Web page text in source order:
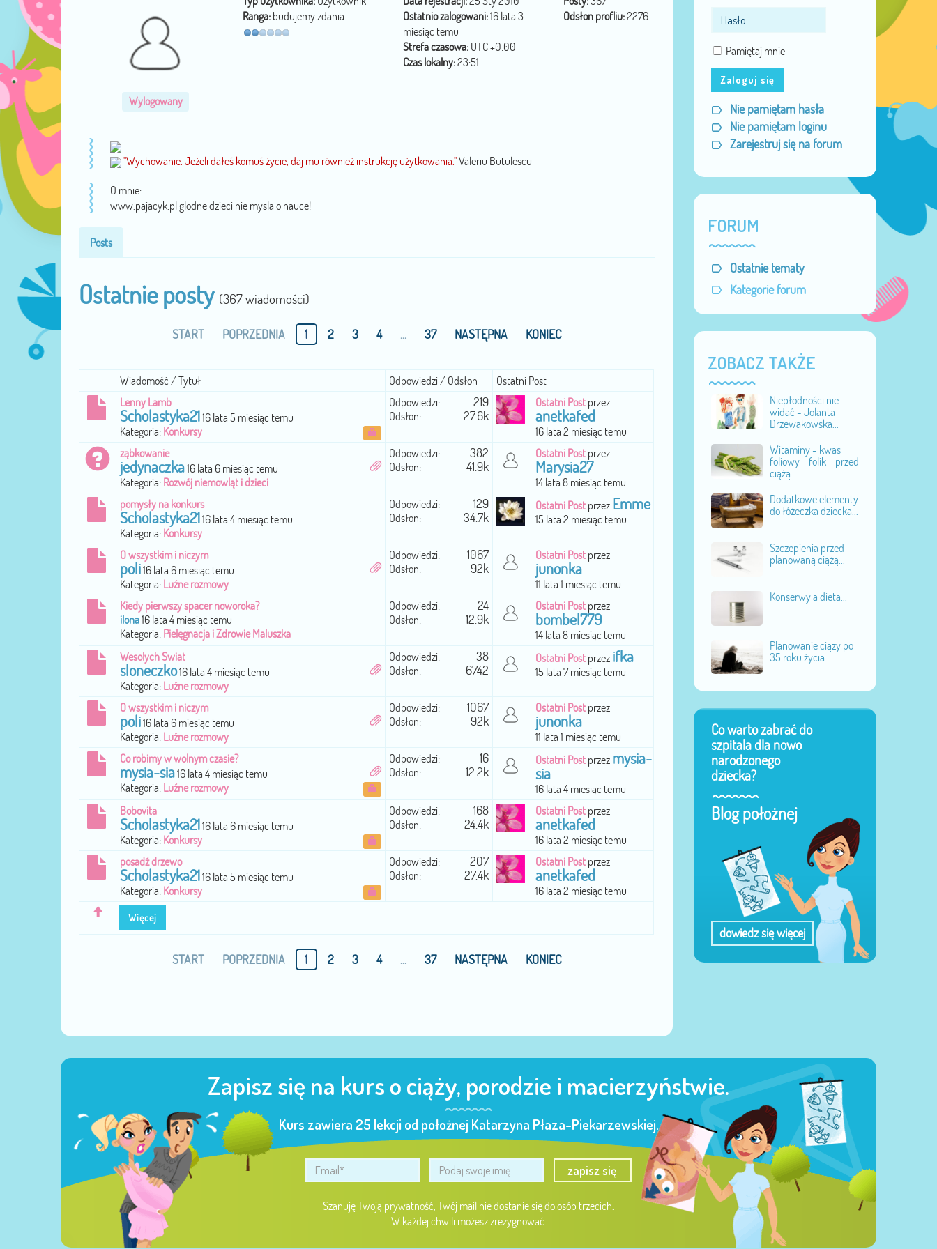
Wylogowany
Ranga: budujemy zdania
Ostatnio zalogowani:16 lata 3
miesiąc temu
Strefa czasowa: UTC +0:00
Czas lokalny:23:51
Odsłon profliu:2276
Data urodzenia:
"Wychowanie. Jeżeli dałeś komuś życie, daj mu również instrukcję użytkowania."Valeriu Butulescu
O mnie:
www.pajacyk.pl glodne dzieci nie mysla o nauce!
Posts
Ostatnie posty (367 wiadomości)
START POPRZEDNIA 1 2 3 4 ... 37 NASTĘPNA KONIEC
Wiadomość / Tytuł Odpowiedzi / Odsłon Ostatni Post
Więcej
Lenny Lamb
Scholastyka2116 lata 5 miesiąc temu
Kategoria: Konkursy
Odpowiedzi: 219
Odsłon: 27.6k
Ostatni Post przez
anetkafed
16 lata 2 miesiąc temu
ząbkowanie
jedynaczka16 lata 6 miesiąc temu
Kategoria: Rozwój niemowląt i dzieci
Odpowiedzi: 382
Odsłon: 41.9k
Ostatni Post przez
Marysia27
14 lata 8 miesiąc temu
pomysły na konkurs
Scholastyka2116 lata 4 miesiąc temu
Kategoria: Konkursy
Odpowiedzi: 129
Odsłon: 34.7k
Ostatni Post przez Emme
15 lata 2 miesiąc temu
O wszystkim i niczym
poli16 lata 6 miesiąc temu
Kategoria: Luźne rozmowy
Odpowiedzi: 1067
Odsłon: 92k
Ostatni Post przez
junonka
11 lata 1 miesiąc temu
Kiedy pierwszy spacer noworoka?
ilona16 lata 4 miesiąc temu
Kategoria: Pielęgnacja i Zdrowie Maluszka
Odpowiedzi: 24
Odsłon: 12.9k
Ostatni Post przez
bombel779
14 lata 8 miesiąc temu
Wesolych Swiat
sloneczko16 lata 4 miesiąc temu
Kategoria: Luźne rozmowy
Odpowiedzi: 38
Odsłon: 6742
Ostatni Post przez ifka
15 lata 7 miesiąc temu
O wszystkim i niczym
poli16 lata 6 miesiąc temu
Kategoria: Luźne rozmowy
Odpowiedzi: 1067
Odsłon: 92k
Ostatni Post przez
junonka
11 lata 1 miesiąc temu
Co robimy w wolnym czasie?
mysia-sia16 lata 4 miesiąc temu
Kategoria: Luźne rozmowy
Odpowiedzi: 16
Odsłon: 12.2k
Ostatni Post przez mysia-
sia
16 lata 4 miesiąc temu
Bobovita
Scholastyka2116 lata 6 miesiąc temu
Kategoria: Konkursy
Odpowiedzi: 168
Odsłon: 24.4k
Ostatni Post przez
anetkafed
16 lata 2 miesiąc temu
posadź drzewo
Scholastyka2116 lata 5 miesiąc temu
Kategoria: Konkursy
Odpowiedzi: 207
Odsłon: 27.4k
Ostatni Post przez
anetkafed
16 lata 2 miesiąc temu
START POPRZEDNIA 1 2 3 4 ... 37 NASTĘPNA KONIEC
Pamiętaj mnie
Zaloguj się
Nie pamiętam hasła
Nie pamiętam loginu
Zarejestruj się na forum
FORUM
Ostatnie tematy
Kategorie forum
ZOBACZ TAKŻE
Niepłodności nie
widać - Jolanta
Drzewakowska...
Witaminy - kwas
foliowy - folik - przed
ciążą...
Dodatkowe elementy
do łóżeczka dziecka...
Szczepienia przed
planowaną ciążą...
Konserwy a dieta...
Planowanie ciąży po
35 roku życia...
Co warto zabrać do
szpitala dla nowo
narodzonego
dziecka?
Blog położnej
dowiedz się więcej
Zapisz się na kurs o ciąży, porodzie i macierzyństwie.
Kurs zawiera 25 lekcji od położnej Katarzyna Płaza-Piekarzewskiej.
zapisz się
Szanuję Twoją prywatność, Twój mail nie dostanie się do osób trzecich.
W każdej chwili możesz zrezygnować.